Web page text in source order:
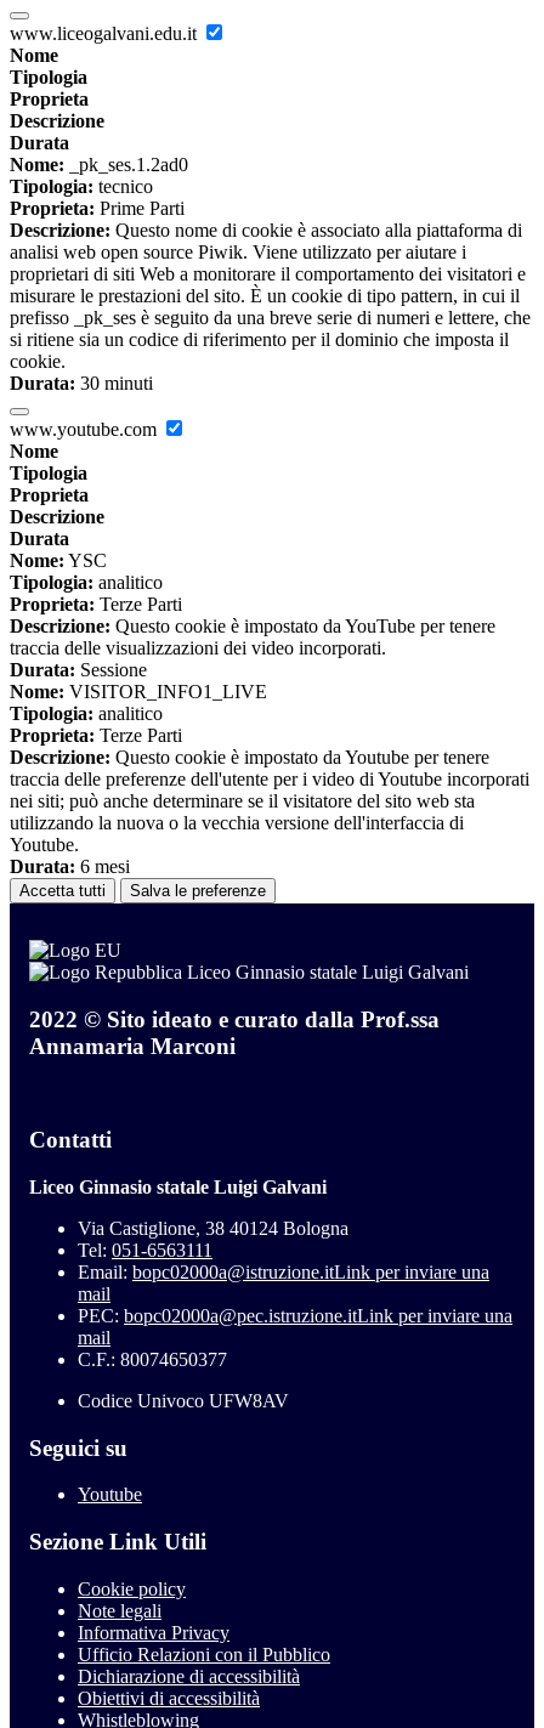
www.liceogalvani.edu.it
Nome
Tipologia
Proprieta
Descrizione
Durata
Nome: _pk_ses.1.2ad0
Tipologia: tecnico
Proprieta: Prime Parti
Descrizione: Questo nome di cookie è associato alla piattaforma di
analisi web open source Piwik. Viene utilizzato per aiutare i
proprietari di siti Web a monitorare il comportamento dei visitatori e
misurare le prestazioni del sito. È un cookie di tipo pattern, in cui il
prefisso _pk_ses è seguito da una breve serie di numeri e lettere, che
si ritiene sia un codice di riferimento per il dominio che imposta il
cookie.
Durata: 30 minuti
www.youtube.com
Nome
Tipologia
Proprieta
Descrizione
Durata
Nome: YSC
Tipologia: analitico
Proprieta: Terze Parti
Descrizione: Questo cookie è impostato da YouTube per tenere
traccia delle visualizzazioni dei video incorporati.
Durata: Sessione
Nome: VISITOR_INFO1_LIVE
Tipologia: analitico
Proprieta: Terze Parti
Descrizione: Questo cookie è impostato da Youtube per tenere
traccia delle preferenze dell'utente per i video di Youtube incorporati
nei siti; può anche determinare se il visitatore del sito web sta
utilizzando la nuova o la vecchia versione dell'interfaccia di
Youtube.
Durata: 6 mesi
Accetta tutti Salva le preferenze
Liceo Ginnasio statale Luigi Galvani
2022 © Sito ideato e curato dalla Prof.ssa
Annamaria Marconi
Contatti
Liceo Ginnasio statale Luigi Galvani
Via Castiglione, 38 40124 Bologna
Tel: 051-6563111
Email: bopc02000a@istruzione.itLink per inviare una
mail
PEC: bopc02000a@pec.istruzione.itLink per inviare una
mail
C.F.: 80074650377
Codice Univoco UFW8AV
Seguici su
Youtube
Sezione Link Utili
Cookie policy
Note legali
Informativa Privacy
Ufficio Relazioni con il Pubblico
Dichiarazione di accessibilità
Obiettivi di accessibilità
Whistleblowing